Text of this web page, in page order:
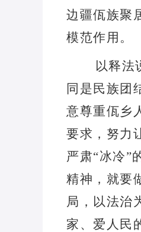
边疆佤族聚
模范作用。
以释法
同是民族团
意尊重佤乡
要求，努力
严肃“冰冷”
精神，就要
局，以法治
家、爱人民